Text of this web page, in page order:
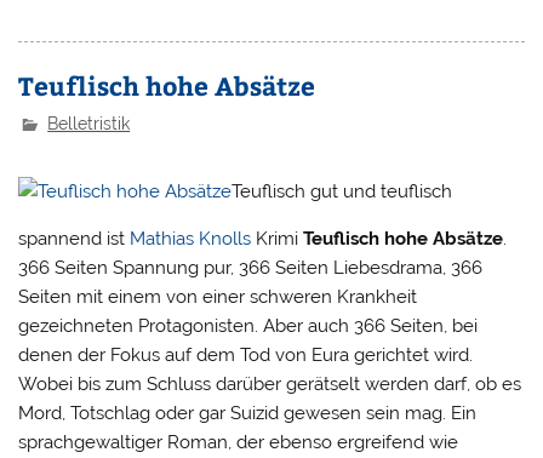
Teuflisch hohe Absätze
Belletristik
Teuflisch gut und teuflisch
spannend ist Mathias Knolls KrimiTeuflisch hohe Absätze.
366 Seiten Spannung pur, 366 Seiten Liebesdrama, 366
Seiten mit einem von einer schweren Krankheit
gezeichneten Protagonisten. Aber auch 366 Seiten, bei
denen der Fokus auf dem Tod von Eura gerichtet wird.
Wobei bis zum Schluss darüber gerätselt werden darf, ob es
Mord, Totschlag oder gar Suizid gewesen sein mag. Ein
sprachgewaltiger Roman, der ebenso ergreifend wie